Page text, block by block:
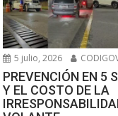
5 julio, 2026
PREVENCIÓN EN 5
Y EL COSTO DE LA